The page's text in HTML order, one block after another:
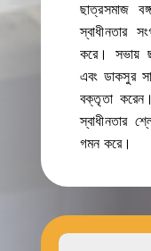
ছাত্রসমাজ
স্বাধীনতার
করে। সভায়
এবং ডাকসুর
বক্তৃতা
স্বাধীনতার
গমন করে।